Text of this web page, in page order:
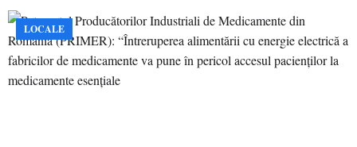
LOCALE